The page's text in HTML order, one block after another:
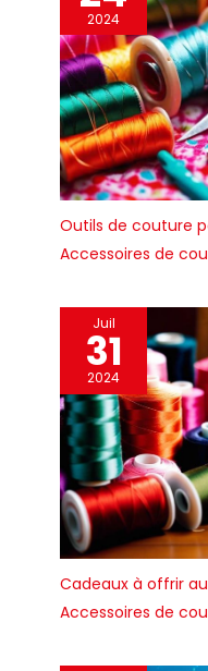
des sorties. La poignée
ergonomique en acier
une prise en main
et vous permet de l'utiliser
plus économiquement.
2024
Outils de couture
Accessoires de
Juil
31
2024
Cadeaux à offrir
Accessoires de